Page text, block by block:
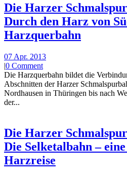
Die Harzer
Durch den Harz von
Harzquerbahn
07 Apr. 2013
|0 Comment
Die Harzquerbahn bildet die
Abschnitten der Harzer
Nordhausen in Thüringen bis nach
der...
Die Harzer
Die Selketalbahn –
Harzreise